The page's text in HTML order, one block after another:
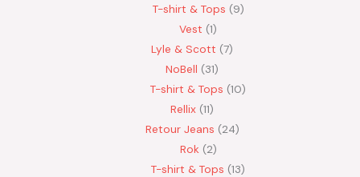
T-shirt & Tops 9
Vest 1
Lyle & Scott 7
NoBell
31
T-shirt & Tops 10
Rellix 11
Retour Jeans 24
Rok 2
T-shirt & Tops 13